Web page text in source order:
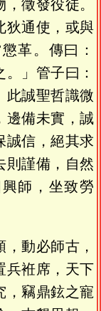
徵發役徒。
狄通使，或與
革。傳曰：
。」管子曰：
此誠聖哲識微
邊備未實，誠
誠信，絕其求
則謹備，自然
師，坐致勞
動必師古，
兵袵席，天下
，竊鼎鉉之寵